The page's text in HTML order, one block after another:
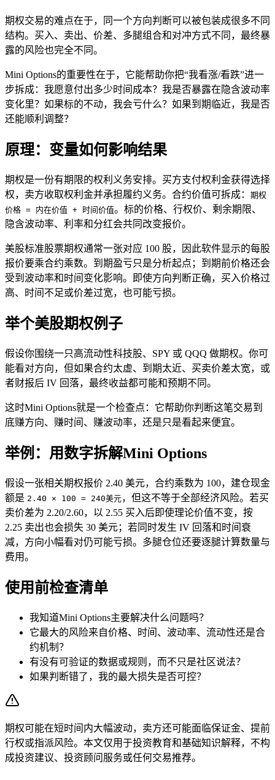
期权交易的难点在于，同一个方向判断可以被包装成很多不同
结构。买入、卖出、价差、多腿组合和对冲方式不同，最终暴
露的风险也完全不同。
Mini Options的重要性在于，它能帮助你把“我看涨/看跌”进一
步拆成：我愿意付出多少时间成本？我是否暴露在 隐含波动率
变化里？如果标的不动，我会亏什么？如果到期临近，我是否
还能顺利调整？
原理：变量如何影响结果
期权是一份有期限的权利义务安排。买方支付权利金获得选择
权，卖方收取权利金并承担履约义务。合约价值可拆成： 期权
价格 = 内在价值 + 时间价值。标的价格、行权价、剩余期限、
隐含波动率、利率和分红会共同改变报价。
美股标准股票期权通常一张对应 100 股，因此软件显示的每股
报价要乘合约乘数。到期盈亏只是分析起点；到期前价格还会
受到波动率和时间变化影响。即使方向判断正确，买入价格过
高、时间不足或价差过宽，也可能亏损。
举个美股期权例子
假设你围绕一只高流动性科技股、SPY 或 QQQ 做期权。你可
能看对方向，但如果合约太虚、到期太近、买卖价差太宽，或
者财报后 IV 回落，最终收益都可能和预期不同。
这时Mini Options就是一个检查点：它帮助你判断这笔交易到
底赚方向、赚时间、赚波动率，还是只是看起来便宜。
举例：用数字拆解Mini Options
假设一张相关期权报价 2.40 美元，合约乘数为 100，建仓现金
额是 2.40 × 100 = 240美元，但这不等于全部经济风险。若买
卖价差为 2.20/2.60，以 2.55 买入后即使理论价值不变，按
2.25 卖出也会损失 30 美元；若同时发生 IV 回落和时间衰
减，方向小幅看对仍可能亏损。多腿仓位还要逐腿计算数量与
费用。
使用前检查清单
我知道Mini Options主要解决什么问题吗？
它最大的风险来自价格、时间、波动率、流动性还是合
约机制？
有没有可验证的数据或规则，而不只是社区说法？
如果判断错了，我的最大损失是否可控？
期权可能在短时间内大幅波动，卖方还可能面临保证金、提前
行权或指派风险。本文仅用于投资教育和基础知识解释，不构
成投资建议、投资顾问服务或任何交易推荐。